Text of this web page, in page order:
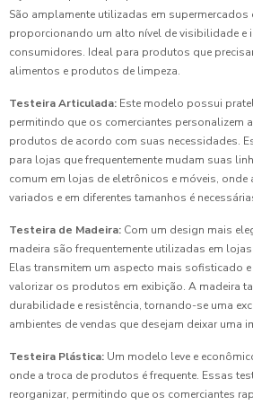
São amplamente utilizadas em supermercados
proporcionando um alto nível de visibilidade e
consumidores. Ideal para produtos que
alimentos e produtos de limpeza.
Testeira Articulada: Este modelo possui
permitindo que os comerciantes personalizem
produtos de acordo com suas necessidades.
para lojas que frequentemente mudam suas
comum em lojas de eletrônicos e móveis, onde
variados e em diferentes tamanhos é
Testeira de Madeira: Com um design mais
madeira são frequentemente utilizadas em
Elas transmitem um aspecto mais sofisticado
valorizar os produtos em exibição. A madeira
durabilidade e resistência, tornando-se uma
ambientes de vendas que desejam deixar uma
Testeira Plástica: Um modelo leve e
onde a troca de produtos é frequente. Essas
reorganizar, permitindo que os comerciantes